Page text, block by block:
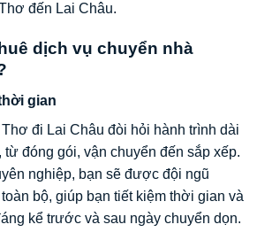
đến Lai Châu.
dịch vụ chuyển nhà
gian
đi Lai Châu đòi hỏi hành trình dài
đóng gói, vận chuyển đến sắp xếp.
nghiệp, bạn sẽ được đội ngũ
bộ, giúp bạn tiết kiệm thời gian và
kể trước và sau ngày chuyển dọn.